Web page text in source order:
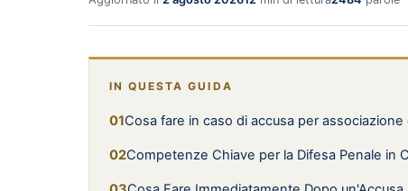
IN QUESTA GUIDA
Cosa fare in caso di accusa per
Competenze Chiave per la Difesa Penale in